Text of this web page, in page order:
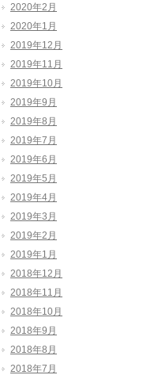
2020年2月
2020年1月
2019年12月
2019年11月
2019年10月
2019年9月
2019年8月
2019年7月
2019年6月
2019年5月
2019年4月
2019年3月
2019年2月
2019年1月
2018年12月
2018年11月
2018年10月
2018年9月
2018年8月
2018年7月